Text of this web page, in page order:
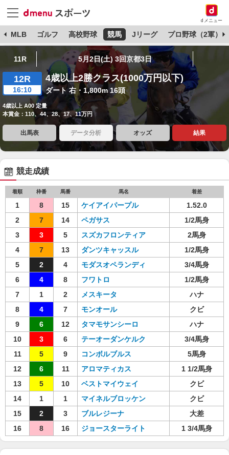
dメニュー
MLB ゴルフ 高校野球 競馬 Jリーグ プロ野球（2軍）
11R 5月2日(土) 3回京都3日
12R
16:10
4歳以上2勝クラス(1000万円以下)
ダート 右・1,800m 16頭
4歳以上 A00 定量
本賞金：110、44、28、17、11万円
出馬表 データ分析 オッズ 結果
競走成績
着順 枠番 馬番 馬名 着差
1 8 15 ケイアイパープル
1.52.0
2
7 14 ペガサス
1/2馬身
3
3 5 スズカフロンティア
2馬身
4
7 13 ダンツキャッスル
1/2馬身
5
2 4 モダスオペランディ
3/4馬身
6
4 8 フワトロ
1/2馬身
7
1 2 メスキータ
ハナ
8
4 7 モンオール
クビ
9
6 12 タマモサンシーロ
ハナ
10
3 6 テーオーダンケルク
3/4馬身
11
5 9 コンボルブルス
5馬身
12
6 11 アロマティカス
1 1/2馬身
13
5 10 ベストマイウェイ
クビ
14
1 1 マイネルブロッケン
クビ
15
2 3 ブルレジーナ
大差
16
8 16 ジョースターライト 1 3/4馬身